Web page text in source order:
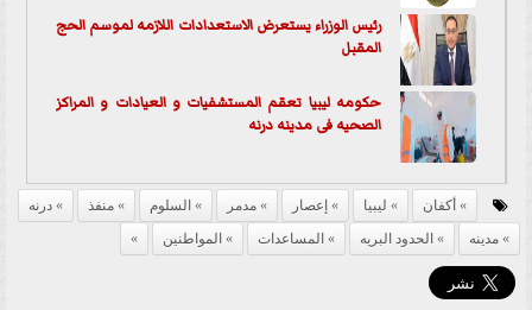
رئيس الوزراء يستعرض الاستعدادات اللازمه لموسم الحج
المقبل
حكومه ليبيا تعقم المستشفيات و العيادات و المراكز
الصحيه فى مدينه درنه
أكفان ليبيا إعصار مدمر السلوم منفذ
درنه
مدينه
الحدود البريه المساعدات المواطنين